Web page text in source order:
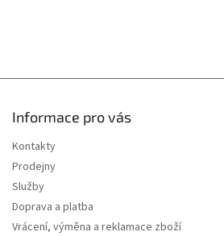
Informace pro vás
Kontakty
Prodejny
Služby
Doprava a platba
Vrácení, výměna a reklamace zboží